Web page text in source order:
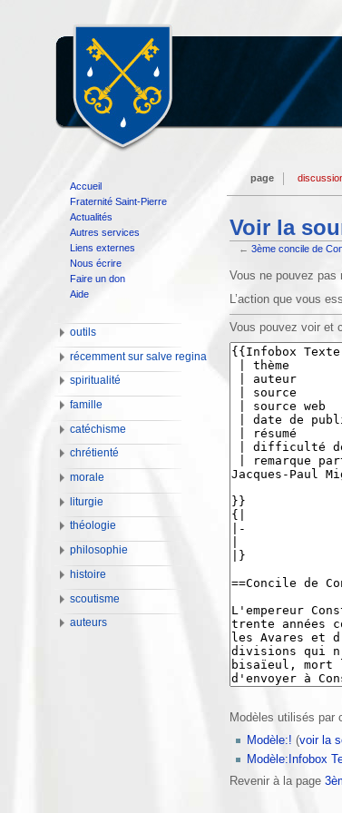
Voir la
←3ème concile de
Vous ne pouvez pas
L’action que vous
Vous pouvez voir et
Modèles utilisés par
Modèle:! (voir la
Modèle:Infobox
Revenir à la page
page
Accueil
Fraternité Saint-Pierre
Actualités
Autres services
Liens externes
Nous écrire
Faire un don
Aide
outils
récemment sur salve regina
spiritualité
famille
catéchisme
chrétienté
morale
liturgie
théologie
philosophie
histoire
scoutisme
auteurs